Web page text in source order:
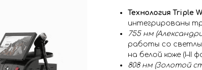
Технология Triple
интегрированы
755 нм
работы со
на белой коже (I–II
808 нм (Золотой